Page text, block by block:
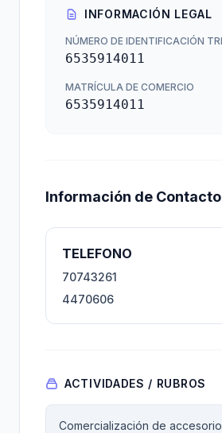
INFORMACIÓN LEGAL
NÚMERO DE IDENTIFICACIÓN
6535914011
MATRÍCULA DE COMERCIO
6535914011
Información de Contacto
TELEFONO
70743261
4470606
ACTIVIDADES / RUBROS
Comercialización de